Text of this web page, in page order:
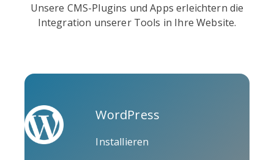
Unsere CMS-Plugins und Apps erleichtern die
Integration unserer Tools in Ihre Website.
WordPress
Installieren